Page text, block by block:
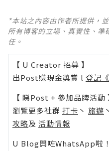
*本站之內容由作者所提供，
所有博客的立場、真實性、
任。
【 U Creator 招募 】
出Post賺現金獎賞 l 登記
【 睇Post + 參加品牌活動
瀏覽更多社群 打卡 丶 旅遊 丶
攻略及 活動情報
U Blog開咗WhatsApp啦